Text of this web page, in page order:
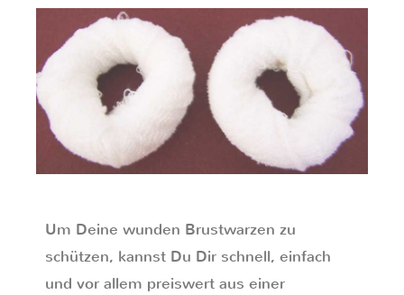
Um Deine wunden Brustwarzen zu
schützen, kannst Du Dir schnell, einfach
und vor allem preiswert aus einer